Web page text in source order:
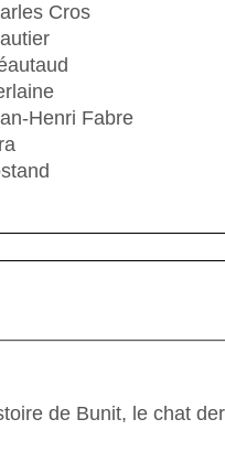
Cros
Henri Fabre
de Bunit, le chat